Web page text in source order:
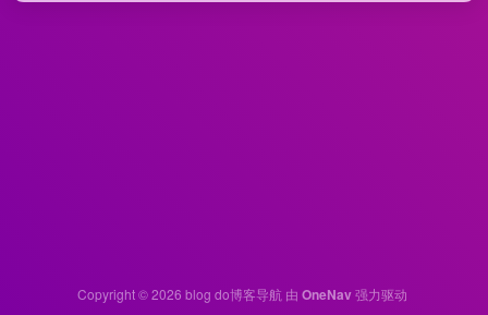
Copyright © 2026 blog do博客导航 由 OneNav强力驱动